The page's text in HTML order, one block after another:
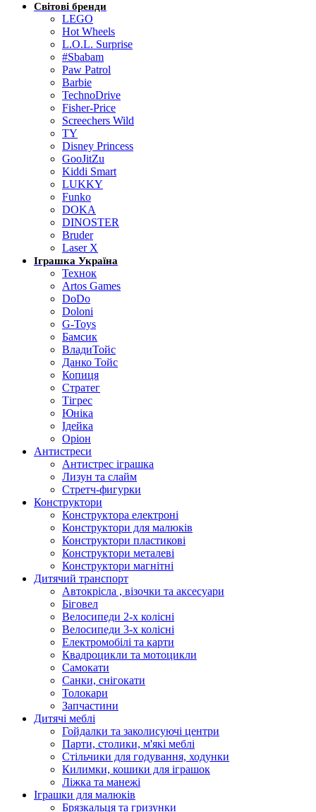
Світові бренди
LEGO
Hot Wheels
L.O.L. Surprise
#Sbabam
Paw Patrol
Barbie
TechnoDrive
Fisher-Price
Screechers Wild
TY
Disney Princess
GooJitZu
Kiddi Smart
LUKKY
Funko
DOKA
DINOSTER
Bruder
Laser X
Іграшка Україна
Технок
Artos Games
DoDo
Doloni
G-Toys
Бамсик
ВладиТойс
Данко Тойс
Копиця
Стратег
Тігрес
Юніка
Ідейка
Оріон
Антистреси
Антистрес іграшка
Лизун та слайм
Стретч-фигурки
Конструктори
Конструктора електроні
Конструктори для малюків
Конструктори пластикові
Конструктори металеві
Конструктори магнітні
Дитячий транспорт
Автокрісла , візочки та аксесуари
Біговел
Велосипеди 2-х колісні
Велосипеди 3-х колісні
Електромобілі та карти
Квадроцикли та мотоцикли
Самокати
Санки, снігокати
Толокари
Запчастини
Дитячі меблі
Гойдалки та заколисуючі центри
Парти, столики, м'які меблі
Стільчики для годування, ходунки
Килимки, кошики для іграшок
Ліжка та манежі
Іграшки для малюків
Брязкальця та гризунки